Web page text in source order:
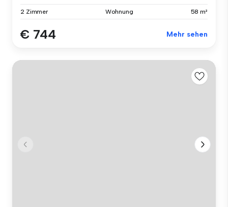
2 Zimmer Wohnung 58 m²
€ 744 Mehr sehen